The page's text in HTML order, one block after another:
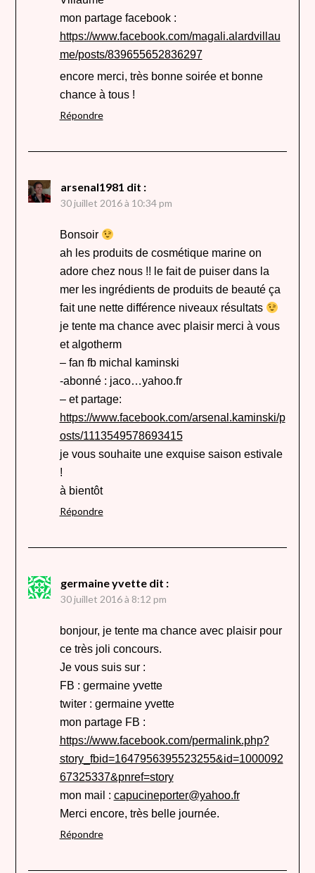
mon partage facebook :
https://www.facebook.com/magali.alardvillau
me/posts/839655652836297
encore merci, très bonne soirée et bonne
chance à tous !
Répondre
arsenal1981 dit :
30 juillet 2016 à 10:34 pm
Bonsoir
ah les produits de cosmétique marine on
adore chez nous !! le fait de puiser dans la
mer les ingrédients de produits de beauté ça
fait une nette différence niveaux résultats
je tente ma chance avec plaisir merci à vous
et algotherm
– fan fb michal kaminski
-abonné : jaco…yahoo.fr
– et partage:
https://www.facebook.com/arsenal.kaminski/p
osts/1113549578693415
je vous souhaite une exquise saison estivale
!
à bientôt
Répondre
germaine yvette dit :
30 juillet 2016 à 8:12 pm
bonjour, je tente ma chance avec plaisir pour
ce très joli concours.
Je vous suis sur :
FB : germaine yvette
twiter : germaine yvette
mon partage FB :
https://www.facebook.com/permalink.php?
story_fbid=1647956395523255&id=1000092
67325337&pnref=story
mon mail : capucineporter@yahoo.fr
Merci encore, très belle journée.
Répondre